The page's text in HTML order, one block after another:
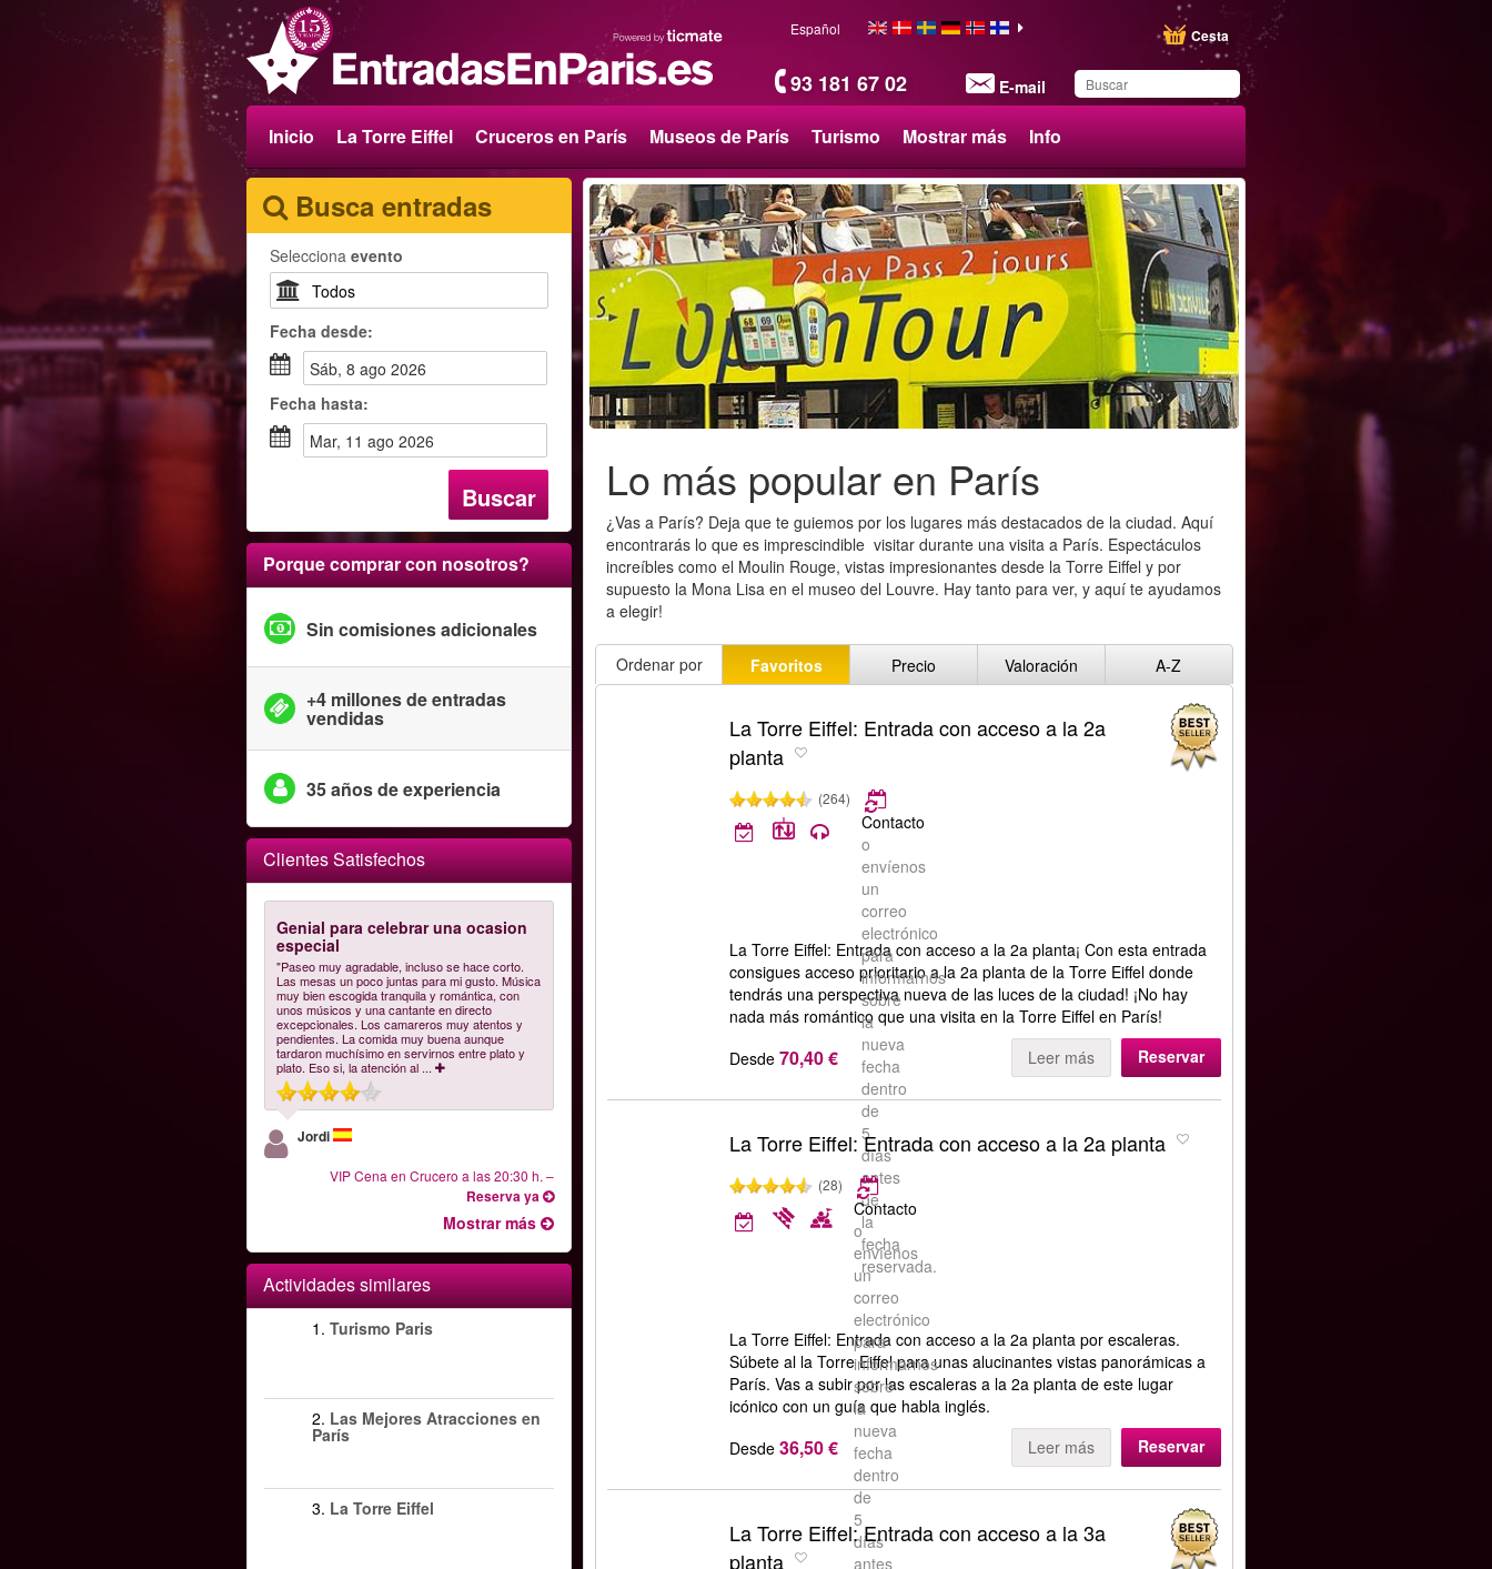
93 181 67 02 E-mail
Cesta
Español
Inicio La Torre Eiffel Cruceros en París Museos de París Turismo Mostrar más Info
Ha guardado este
producto en su lista
Busca entradas
Selecciona evento
Fecha desde:
sáb, 8 ago 2026
Fecha hasta:
mar, 11 ago 2026
Buscar
Porque comprar con nosotros?
Sin comisiones adicionales
+4 millones de entradas
vendidas
35 años de experiencia
Clientes Satisfechos
Genial para celebrar una ocasion
especial
"Paseo muy agradable, incluso se hace corto.
Las mesas un poco juntas para mi gusto. Música
muy bien escogida tranquila y romántica, con
unos músicos y una cantante en directo
excepcionales. Los camareros muy atentos y
pendientes. La comida muy buena aunque
tardaron muchísimo en servirnos entre plato y
plato. Eso si, la atención al ...
Jordi
VIP Cena en Crucero a las 20:30 h. –
Reserva ya
Mostrar más
Actividades similares
1. Turismo Paris
2. Las Mejores Atracciones en
París
3. La Torre Eiffel
Lo más popular en París
¿Vas a París? Deja que te guiemos por los lugares más destacados de la ciudad. Aquí
encontrarás lo que es imprescindible visitar durante una visita a París. Espectáculos
increíbles como el Moulin Rouge, vistas impresionantes desde la Torre Eiffel y por
supuesto la Mona Lisa en el museo del Louvre. Hay tanto para ver, y aquí te ayudamos
a elegir!
Ordenar por Favoritos Precio Valoración A-Z
La Torre Eiffel: Entrada con acceso a la 2a
planta
(264)
Contacto
o
envíenos
un
correo
electrónico
para
informarnos
sobre
la
nueva
fecha
dentro
de
5
días
antes
de
la
fecha
reservada.
La Torre Eiffel: Entrada con acceso a la 2a planta¡ Con esta entrada
consigues acceso prioritario a la 2a planta de la Torre Eiffel donde
tendrás una perspectiva nueva de las luces de la ciudad! ¡No hay
nada más romántico que una visita en la Torre Eiffel en París!
Desde 70,40 € Leer más Reservar
La Torre Eiffel: Entrada con acceso a la 2a planta
(28)
Contacto
o
envíenos
un
correo
electrónico
para
informarnos
sobre
la
nueva
fecha
dentro
de
5
días
antes
La Torre Eiffel: Entrada con acceso a la 2a planta por escaleras.
Súbete al la Torre Eiffel para unas alucinantes vistas panorámicas a
París. Vas a subir por las escaleras a la 2a planta de este lugar
icónico con un guía que habla inglés.
Desde 36,50 € Leer más Reservar
La Torre Eiffel: Entrada con acceso a la 3a
planta